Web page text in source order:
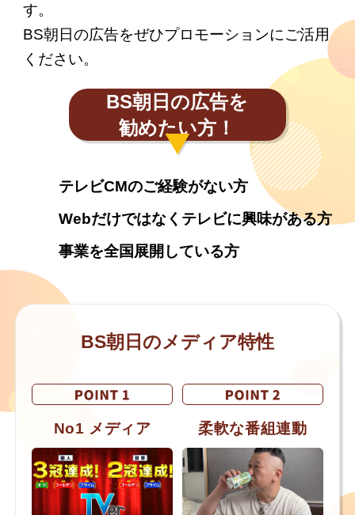
す。
BS朝日の広告をぜひプロモーションにご活用
ください。
BS朝日の広告を
勧めたい方！
テレビCMのご経験がない方
Webだけではなくテレビに興味がある方
事業を全国展開している方
BS朝日のメディア特性
No1 メディア 柔軟な番組連動